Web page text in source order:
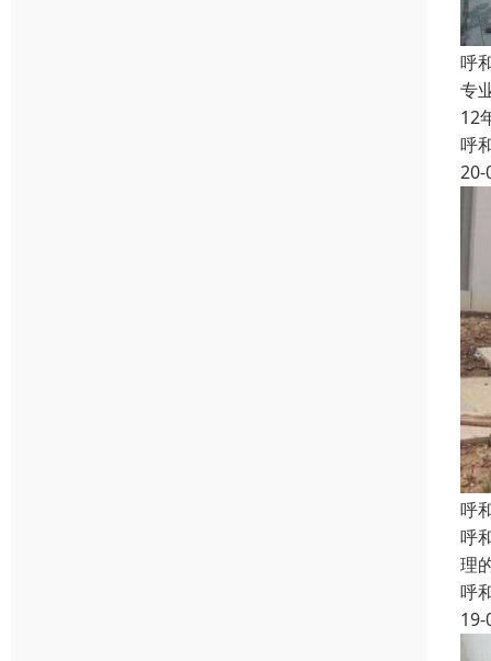
呼
专
12
呼
20-
呼
呼
理
呼
19-